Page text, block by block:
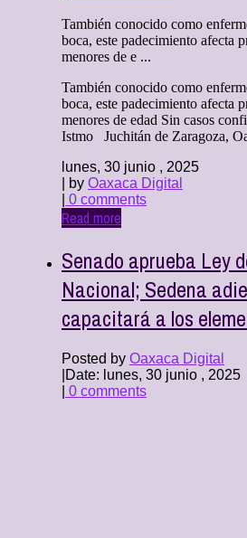
También conocido como
boca, este padecimiento afecta
menores de e ...
También conocido como
boca, este padecimiento afecta
menores de edad Sin casos
Istmo Juchitán de Zaragoza,
lunes, 30 junio , 2025
| by Oaxaca Digital
0 comments
Read more
Senado aprueba Ley
Nacional; Sedena
capacitará a los
Posted by Oaxaca Digital
Date: lunes, 30 junio , 2025
0 comments